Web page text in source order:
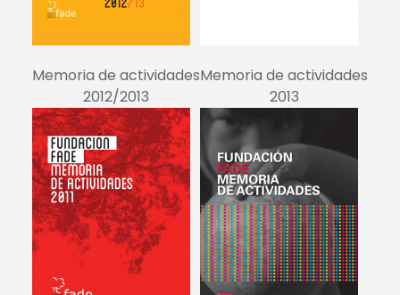
Memoria de actividades
2012/2013
Memoria de actividades
2013